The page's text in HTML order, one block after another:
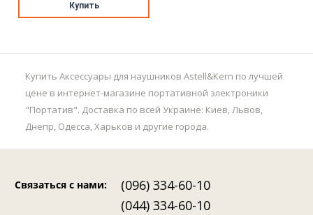
Купить
Купить Аксессуары для наушников Astell&Kern по лучшей
цене в интернет-магазине портативной электроники
"Портатив". Доставка по всей Украине: Киев, Львов,
Днепр, Одесса, Харьков и другие города.
Связаться с нами:
(096) 334-60-10
(044) 334-60-10